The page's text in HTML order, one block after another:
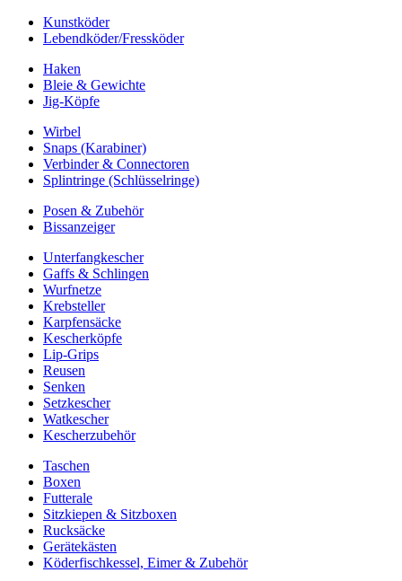
Kunstköder
Lebendköder/Fressköder
Haken
Bleie & Gewichte
Jig-Köpfe
Wirbel
Snaps (Karabiner)
Verbinder & Connectoren
Splintringe (Schlüsselringe)
Posen & Zubehör
Bissanzeiger
Unterfangkescher
Gaffs & Schlingen
Wurfnetze
Krebsteller
Karpfensäcke
Kescherköpfe
Lip-Grips
Reusen
Senken
Setzkescher
Watkescher
Kescherzubehör
Taschen
Boxen
Futterale
Sitzkiepen & Sitzboxen
Rucksäcke
Gerätekästen
Köderfischkessel, Eimer & Zubehör